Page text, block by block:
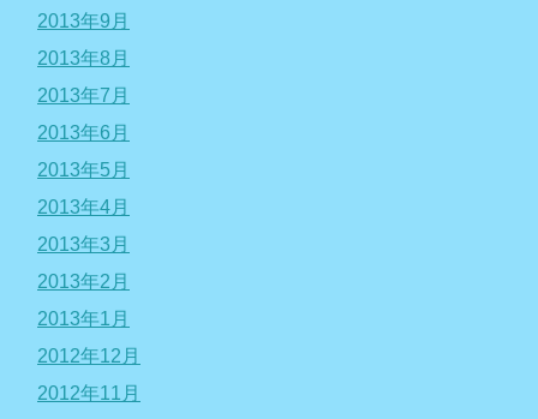
2013年9月
2013年8月
2013年7月
2013年6月
2013年5月
2013年4月
2013年3月
2013年2月
2013年1月
2012年12月
2012年11月